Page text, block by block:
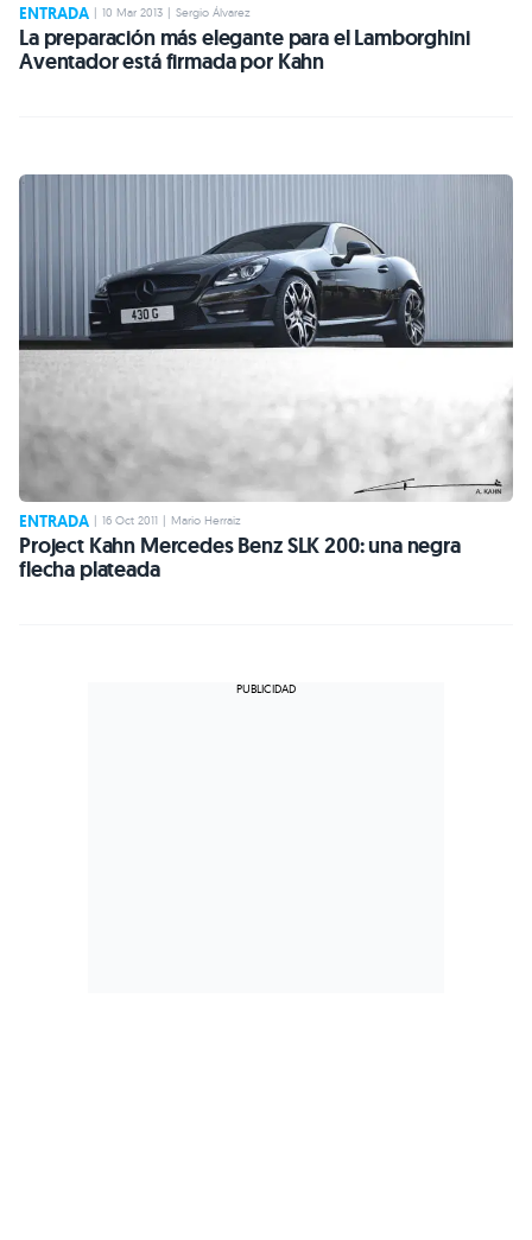
ENTRADA | 10 Mar 2013 | Sergio Álvarez
La preparación más elegante para el Lamborghini
Aventador está firmada por Kahn
ENTRADA 16 Oct 2011 Mario Herraiz
Project Kahn Mercedes Benz SLK 200: una negra
flecha plateada